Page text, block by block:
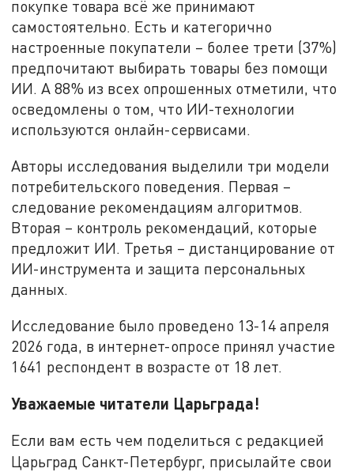
покупке товара всё же принимают
самостоятельно. Есть и категорично
настроенные покупатели – более трети (37%)
предпочитают выбирать товары без помощи
ИИ. А 88% из всех опрошенных отметили, что
осведомлены о том, что ИИ-технологии
используются онлайн-сервисами.
Авторы исследования выделили три модели
потребительского поведения. Первая –
следование рекомендациям алгоритмов.
Вторая – контроль рекомендаций, которые
предложит ИИ. Третья – дистанцирование от
ИИ-инструмента и защита персональных
данных.
Исследование было проведено 13-14 апреля
2026 года, в интернет-опросе принял участие
1641 респондент в возрасте от 18 лет.
Уважаемые читатели Царьграда!
Если вам есть чем поделиться с редакцией
Царьград Санкт-Петербург, присылайте свои